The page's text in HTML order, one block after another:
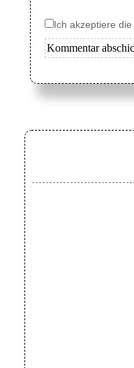
Ich akzeptiere die